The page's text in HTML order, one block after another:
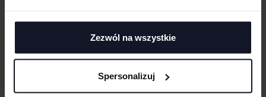
Zezwól na wszystkie
Spersonalizuj
Haft komputerowy to technologia pozwalająca wykonywać zdobienia
poliestrowymi nićmi za pomocą specjalnych maszyn haftujących. W
Sitodruk
Sitodruk to technika znakowania, która wygrywa trwałością i ceną przy